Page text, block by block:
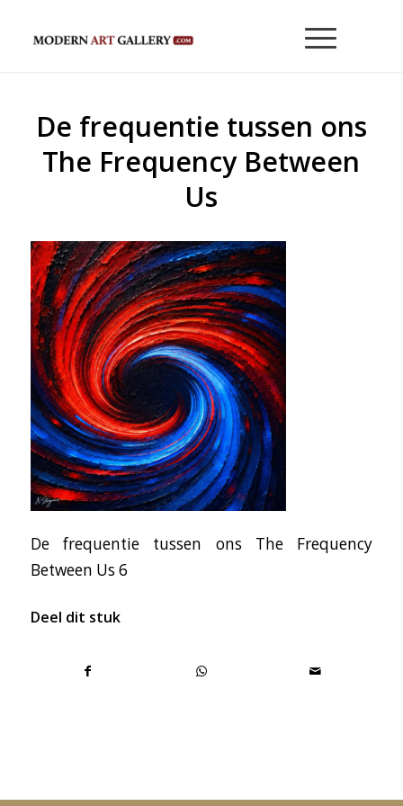
De frequentie tussen ons
The Frequency Between
Us
De frequentie tussen ons The Frequency
Between Us 6
Deel dit stuk